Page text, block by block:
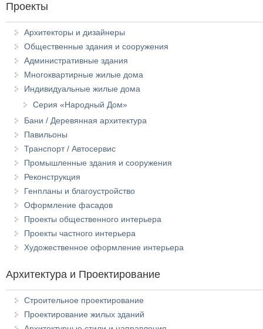
Проекты
Архитекторы и дизайнеры
Общественные здания и сооружения
Административные здания
Многоквартирные жилые дома
Индивидуальные жилые дома
Серия «Народный Дом»
Бани / Деревянная архитектура
Павильоны
Транспорт / Автосервис
Промышленные здания и сооружения
Реконструкция
Генпланы и благоустройство
Оформление фасадов
Проекты общественного интерьера
Проекты частного интерьера
Художественное оформление интерьера
Архитектура и Проектирование
Строительное проектирование
Проектирование жилых зданий